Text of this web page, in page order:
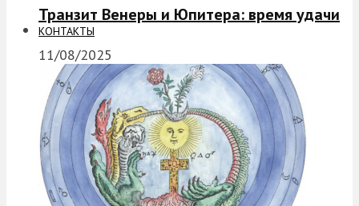
КОНТАКТЫ
Транзит Венеры и Юпитера: время удачи
11/08/2025